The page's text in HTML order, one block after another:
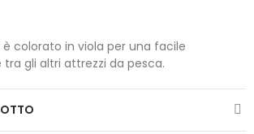
è colorato in viola per una facile
gli altri attrezzi da pesca.